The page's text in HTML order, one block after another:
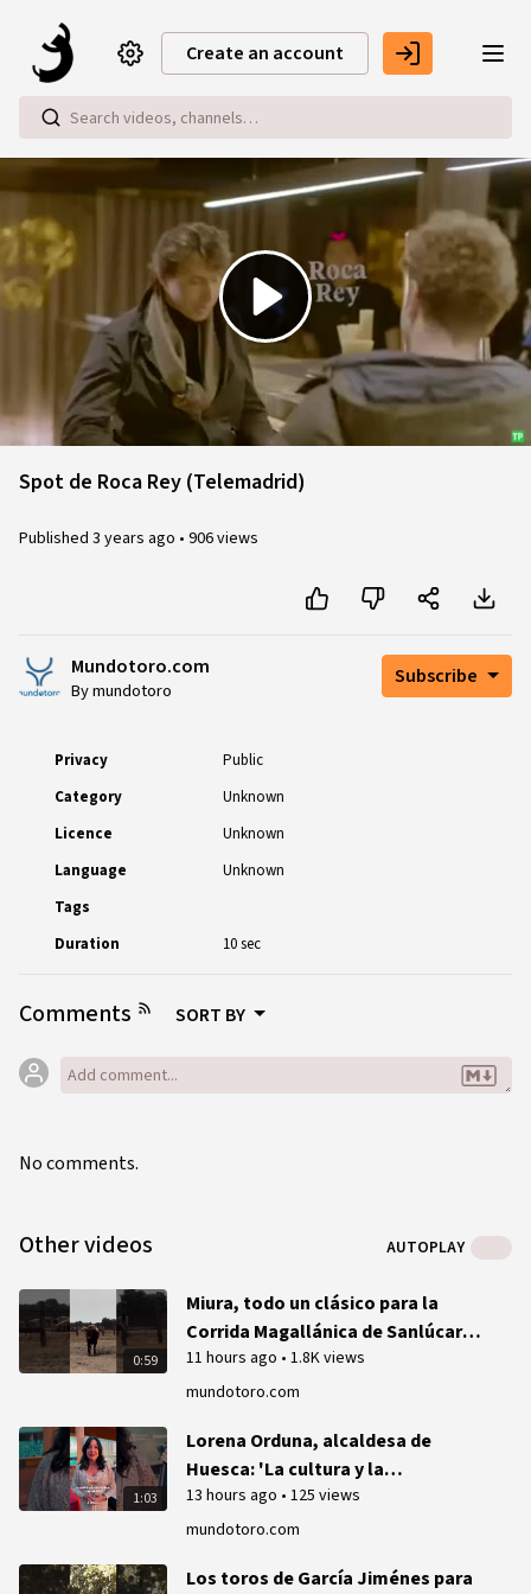
Create an account
Play
Video
Spot de Roca Rey (Telemadrid)
Published 3 years ago • 906 views
Mundotoro.com
By mundotoro
Subscribe
Privacy
Public
Category
Unknown
Licence
Unknown
Language
Unknown
Tags
Duration
10 sec
Comments SORT BY
No comments.
Other videos AUTOPLAY
0:59
mundotoro.com
Miura, todo un clásico para la
Corrida Magallánica de Sanlúcar
(Vídeo)
11 hours ago • 1.8K views
1:03
mundotoro.com
Lorena Orduna, alcaldesa de
Huesca: 'La cultura y la
tauromaquia es un ejercicio de
libertad'
13 hours ago • 125 views
Los toros de García Jiménes para